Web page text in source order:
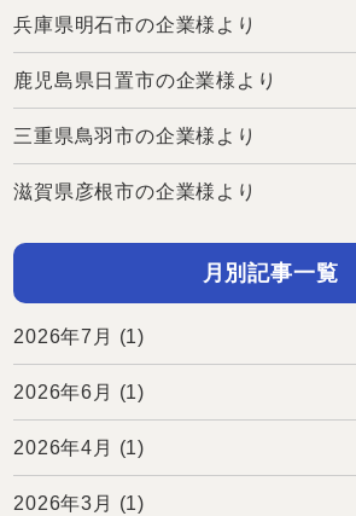
兵庫県明石市の企業様より
鹿児島県日置市の企業様より
三重県鳥羽市の企業様より
滋賀県彦根市の企業様より
月別記事一覧
2026年7月 (1)
2026年6月 (1)
2026年4月 (1)
2026年3月 (1)